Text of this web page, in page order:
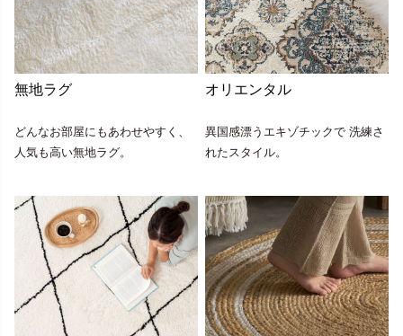
無地ラグ
どんなお部屋にもあわせやすく、
人気も高い無地ラグ。
オリエンタル
異国感漂うエキゾチックで 洗練さ
れたスタイル。